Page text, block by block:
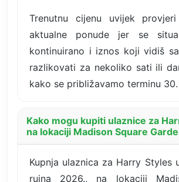
Trenutnu cijenu uvijek provjeri
aktualne ponude jer se
kontinuirano i iznos koji vidiš
razlikovati za nekoliko sati ili
kako se približavamo terminu
Kako mogu kupiti ulaznice za
na lokaciji Madison Square
Kupnja ulaznica za Harry Styles
rujna 2026., na lokaciji